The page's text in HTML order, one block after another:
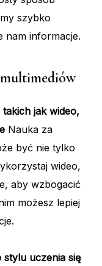
szybko
nam informacje.
jak wideo,
Nauka za
być nie tylko
wideo,
aby wzbogacić
możesz lepiej
stylu uczenia się